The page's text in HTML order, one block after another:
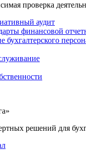
проверка
аудит
финансовой
бухгалтерского
решений для